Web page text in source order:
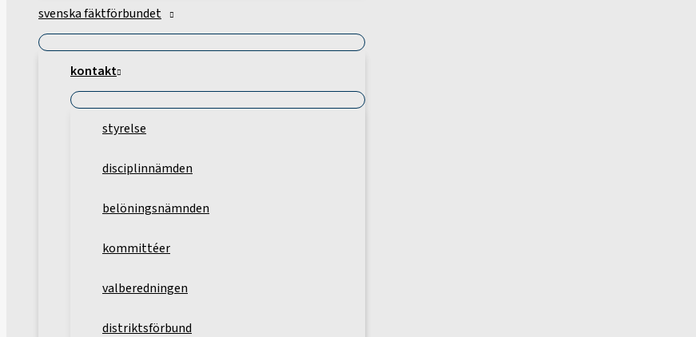
svenska fäktförbundet
kontakt
styrelse
disciplinnämden
belöningsnämnden
kommittéer
valberedningen
distriktsförbund